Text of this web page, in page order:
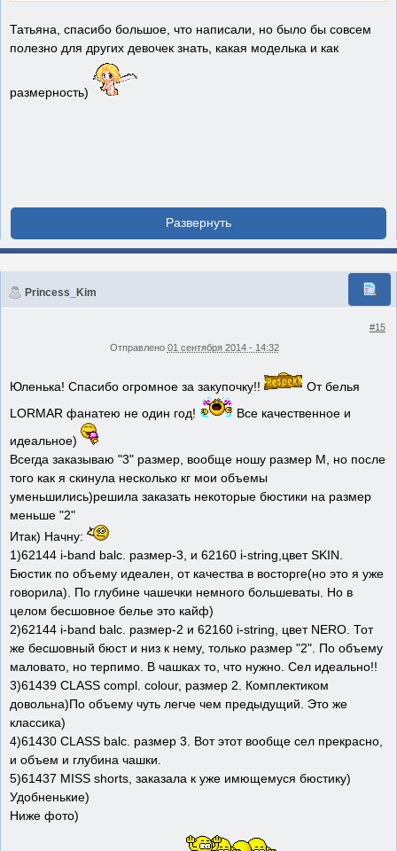
Татьяна, спасибо большое, что написали, но было бы совсем
полезно для других девочек знать, какая моделька и как
размерность)
Princess_Kim
#15
Отправлено 01 сентября 2014 - 14:32
Юленька! Спасибо огромное за закупочку!!
От белья
LORMAR фанатею не один год!
Все качественное и
идеальное)
Всегда заказываю "3" размер, вообще ношу размер М, но после
того как я скинула несколько кг мои объемы
уменьшились)решила заказать некоторые бюстики на размер
меньше "2"
Итак) Начну:
1)62144 i-band balc. размер-3, и 62160 i-string,цвет SKIN.
Бюстик по объему идеален, от качества в восторге(но это я уже
говорила). По глубине чашечки немного большеваты. Но в
целом бесшовное белье это кайф)
2)62144 i-band balc. размер-2 и 62160 i-string, цвет NERO. Тот
же бесшовный бюст и низ к нему, только размер "2". По объему
маловато, но терпимо. В чашках то, что нужно. Сел идеально!!
3)61439 CLASS compl. colour, размер 2. Комплектиком
довольна)По объему чуть легче чем предыдущий. Это же
классика)
4)61430 CLASS balc. размер 3. Вот этот вообще сел прекрасно,
и объем и глубина чашки.
5)61437 MISS shorts, заказала к уже имющемуся бюстику)
Удобненькие)
Ниже фото)